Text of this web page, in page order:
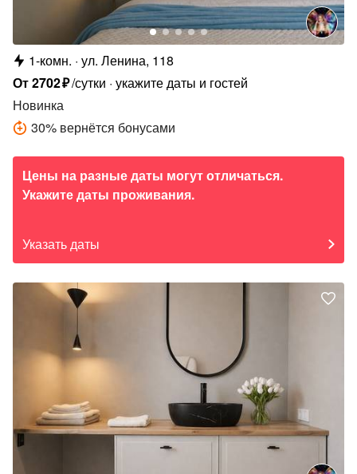
1-комн. ул. Ленина, 118
От2702₽/сутки укажите даты и гостей
Новинка
30% вернётся бонусами
Цены на разные даты могут отличаться.
Укажите даты проживания.
Указать даты